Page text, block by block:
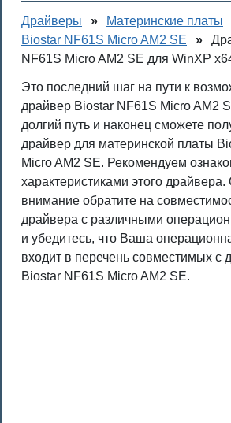
Драйверы » Материнские платы
Biostar NF61S Micro AM2 SE
»
NF61S Micro AM2 SE для WinXP
Это последний шаг на пути к
драйвер Biostar NF61S Micro AM2
долгий путь и наконец сможете
драйвер для материнской платы
Micro AM2 SE. Рекомендуем
характеристиками этого
внимание обратите на
драйвера с различными
и убедитесь, что Ваша
входит в перечень совместимых с
Biostar NF61S Micro AM2 SE.